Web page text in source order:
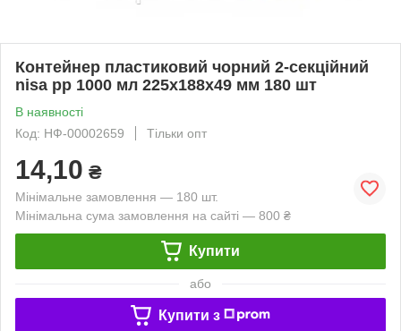
Контейнер пластиковий чорний 2-секційний
nisa pp 1000 мл 225х188х49 мм 180 шт
В наявності
Код: НФ-00002659
Тільки опт
14,10 ₴
Мінімальне замовлення — 180 шт.
Мінімальна сума замовлення на сайті — 800 ₴
Купити
або
Купити з